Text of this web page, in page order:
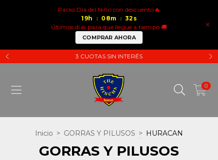
×
Packs Dia del Niño con descuento🔥
19h : 08m : 32 s
Últimos días para que llegue a tiempo 🚚
COMPRAR AHORA
3 CUOTAS SIN INTERÉS
0
Inicio > GORRAS Y PILUSOS > HURACAN
GORRAS Y PILUSOS